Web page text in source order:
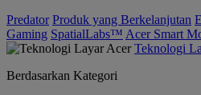
Predator Produk yang Berkelanjutan
Gaming SpatialLabs™ Acer Smart
Teknologi
Berdasarkan Kategori